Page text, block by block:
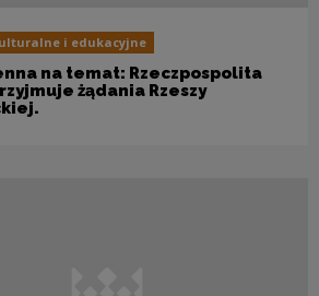
i edukacyjne
na temat: Rzeczpospolita
żądania Rzeszy